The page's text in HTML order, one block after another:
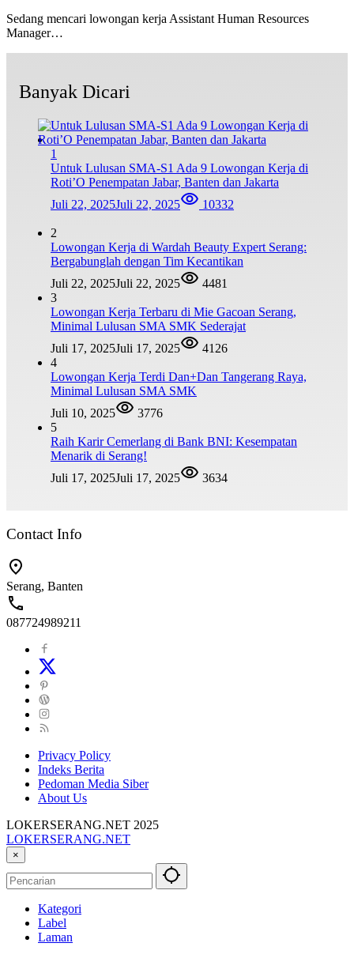
Sedang mencari lowongan kerja Assistant Human Resources
Manager…
Banyak Dicari
1
Untuk Lulusan SMA-S1 Ada 9 Lowongan Kerja di
Roti’O Penempatan Jabar, Banten dan Jakarta
Juli 22, 2025Juli 22, 2025 10332
2
Lowongan Kerja di Wardah Beauty Expert Serang:
Bergabunglah dengan Tim Kecantikan
Juli 22, 2025Juli 22, 2025
4481
3
Lowongan Kerja Terbaru di Mie Gacoan Serang,
Minimal Lulusan SMA SMK Sederajat
Juli 17, 2025Juli 17, 2025
4126
4
Lowongan Kerja Terdi Dan+Dan Tangerang Raya,
Minimal Lulusan SMA SMK
Juli 10, 2025
3776
5
Raih Karir Cemerlang di Bank BNI: Kesempatan
Menarik di Serang!
Juli 17, 2025Juli 17, 2025 3634
Contact Info
Serang, Banten
087724989211
Privacy Policy
Indeks Berita
Pedoman Media Siber
About Us
LOKERSERANG.NET 2025
LOKERSERANG.NET
Info
Lowongan
Kerja
Sekitarnya
×
Kategori
Label
Laman